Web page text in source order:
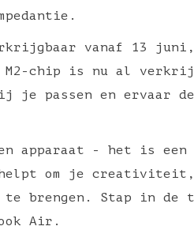
vanaf 13
M2-chip is nu al
passen en ervaar de
apparaat - het is een
helpt om je creativiteit,
Stap in de
Air.